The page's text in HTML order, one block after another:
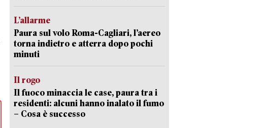
L’allarme
Paura sul volo Roma-Cagliari, l’aereo
torna indietro e atterra dopo pochi
minuti
Il rogo
Il fuoco minaccia le case, paura tra i
residenti: alcuni hanno inalato il fumo
– Cosa è successo